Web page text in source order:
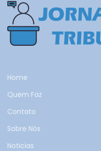
Home
Quem Faz
Contato
Sobre Nós
Noticias